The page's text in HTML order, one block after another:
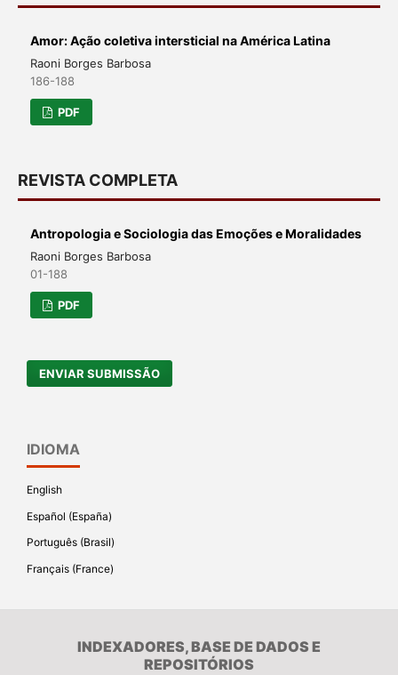
Amor: Ação coletiva intersticial na América Latina
Raoni Borges Barbosa
186-188
PDF
REVISTA COMPLETA
Antropologia e Sociologia das Emoções e Moralidades
Raoni Borges Barbosa
01-188
PDF
ENVIAR SUBMISSÃO
IDIOMA
English
Español (España)
Português (Brasil)
Français (France)
INDEXADORES, BASE DE DADOS E
REPOSITÓRIOS